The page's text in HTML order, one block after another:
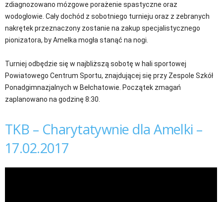
zdiagnozowano mózgowe porażenie spastyczne oraz
wodogłowie. Cały dochód z sobotniego turnieju oraz z zebranych
nakrętek przeznaczony zostanie na zakup specjalistycznego
pionizatora, by Amelka mogła stanąć na nogi.
Turniej odbędzie się w najbliższą sobotę w hali sportowej
Powiatowego Centrum Sportu, znajdującej się przy Zespole Szkół
Ponadgimnazjalnych w Bełchatowie. Początek zmagań
zaplanowano na godzinę 8:30.
TKB – Charytatywnie dla Amelki –
17.02.2017